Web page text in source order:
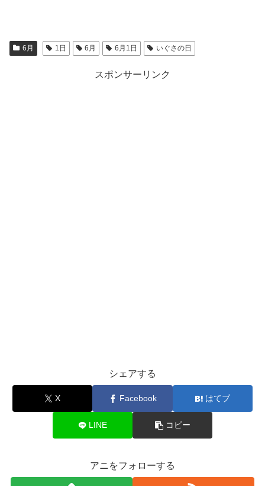
6月 1日 6月 6月1日 いぐさの日
スポンサーリンク
シェアする
X Facebook はてブ
LINE コピー
アニをフォローする